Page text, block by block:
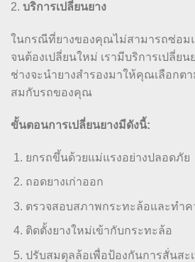
2. บริการเปลี่ยนยาง
ในกรณีที่ยางของคุณไม่สามารถซ่อม
จนต้องเปลี่ยนใหม่ เรามีบริการเปลี่ย
ช่างจะนำยางสำรองมาให้คุณเลือกต
สมกับรถของคุณ
ขั้นตอนการเปลี่ยนยางมีดังนี้:
ยกรถขึ้นด้วยแม่แรงอย่างปลอดภัย
ถอดยางเก่าออก
ตรวจสอบสภาพกระทะล้อและทำค
ติดตั้งยางใหม่เข้ากับกระทะล้อ
ปรับสมดุลล้อเพื่อป้องกันการสั่นสะ